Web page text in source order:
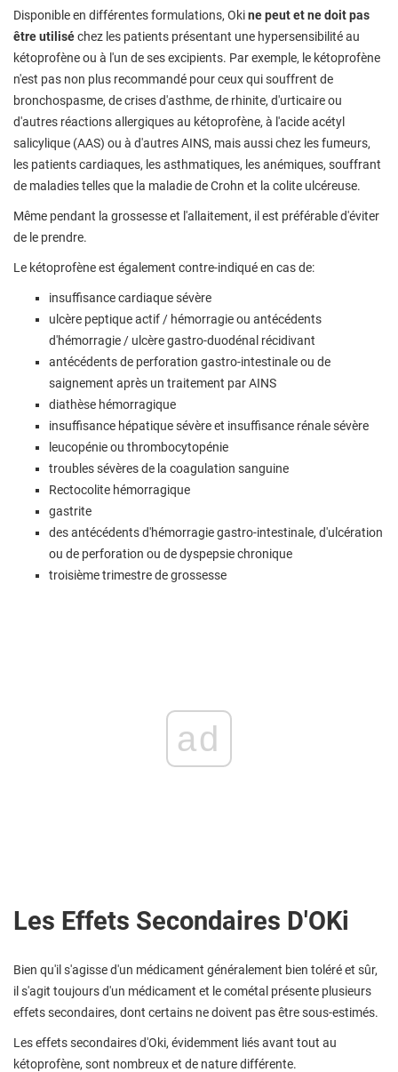
Disponible en différentes formulations, Okine peut et ne doit pas
être utiliséchez les patients présentant une hypersensibilité au
kétoprofène ou à l'un de ses excipients. Par exemple, le kétoprofène
n'est pas non plus recommandé pour ceux qui souffrent de
bronchospasme, de crises d'asthme, de rhinite, d'urticaire ou
d'autres réactions allergiques au kétoprofène, à l'acide acétyl
salicylique (AAS) ou à d'autres AINS, mais aussi chez les fumeurs,
les patients cardiaques, les asthmatiques, les anémiques, souffrant
de maladies telles que la maladie de Crohn et la colite ulcéreuse.
Même pendant la grossesse et l'allaitement, il est préférable d'éviter
de le prendre.
Le kétoprofène est également contre-indiqué en cas de:
insuffisance cardiaque sévère
ulcère peptique actif / hémorragie ou antécédents
d'hémorragie / ulcère gastro-duodénal récidivant
antécédents de perforation gastro-intestinale ou de
saignement après un traitement par AINS
diathèse hémorragique
insuffisance hépatique sévère et insuffisance rénale sévère
leucopénie ou thrombocytopénie
troubles sévères de la coagulation sanguine
Rectocolite hémorragique
gastrite
des antécédents d'hémorragie gastro-intestinale, d'ulcération
ou de perforation ou de dyspepsie chronique
troisième trimestre de grossesse
ad
Les Effets Secondaires D'OKi
Bien qu'il s'agisse d'un médicament généralement bien toléré et sûr,
il s'agit toujours d'un médicament et le cométal présente plusieurs
effets secondaires, dont certains ne doivent pas être sous-estimés.
Les effets secondaires d'Oki, évidemment liés avant tout au
kétoprofène, sont nombreux et de nature différente.